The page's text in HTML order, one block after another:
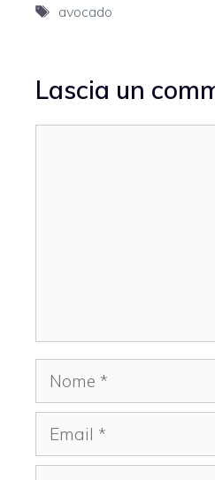
Tag
avocado
Lascia un
Nome
Email